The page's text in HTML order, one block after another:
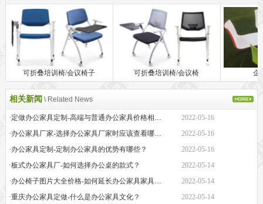
可折叠培训椅/会议椅子 可折叠培训椅/会议椅 企
相关新闻 \ Related News
2022-05-16
·办公家具厂家-选择办公家具厂家时应该查看哪些方面？
2022-05-16
·办公家具定制-定制办公家具的优势有哪些？
2022-05-16
·板式办公家具厂-如何选择办公桌的款式？
2022-05-14
·办公椅子图片大全价格-如何延长办公家具家具的保质期？
2022-05-14
·重庆办公家具定做-什么是办公家具文化？
2022-05-14